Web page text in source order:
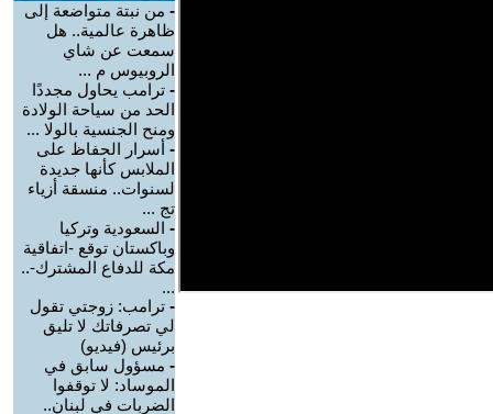
- من نبتة متواضعة إلى
ظاهرة عالمية.. هل
سمعت عن شاي
الروبيوس م ...
- ترامب يحاول مجددًا
الحد من سياحة الولادة
ومنح الجنسية بالولا ...
- أسرار الحفاظ على
الملابس كأنها جديدة
لسنوات.. منسقة أزياء
تج ...
- السعودية وتركيا
وباكستان توقع -اتفاقية
مكة للدفاع المشترك-..
...
- ترامب: زوجتي تقول
لي تصرفاتك لا تليق
برئيس (فيديو)
- مسؤول سابق في
الموساد: لا توقفوا
الضربات في لبنان..